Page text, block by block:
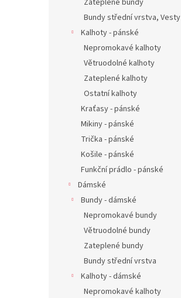
Zateplené bundy
Bundy střední vrstva, Vesty
Kalhoty - pánské
Nepromokavé kalhoty
Větruodolné kalhoty
Zateplené kalhoty
Ostatní kalhoty
Kraťasy - pánské
Mikiny - pánské
Trička - pánské
Košile - pánské
Funkční prádlo - pánské
Dámské
Bundy - dámské
Nepromokavé bundy
Větruodolné bundy
Zateplené bundy
Bundy střední vrstva
Kalhoty - dámské
Nepromokavé kalhoty